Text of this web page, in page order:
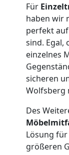
Für
haben wir
perfekt
sind. Egal,
einzelnes
sicheren
Wolfsberg
Des
Lösung
größeren